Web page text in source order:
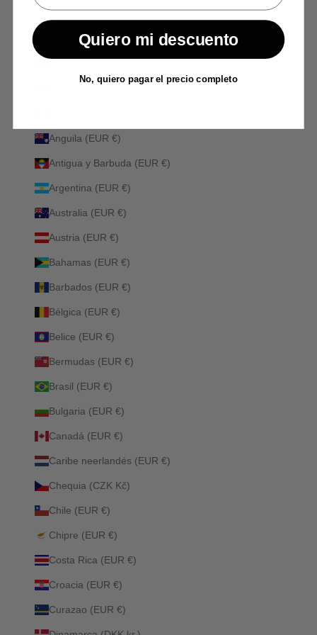
España (EUR €)
País
Anguila (EUR €)
Antigua y Barbuda (EUR €)
Argentina (EUR €)
Australia (EUR €)
Austria (EUR €)
Bahamas (EUR €)
Barbados (EUR €)
Bélgica (EUR €)
Belice (EUR €)
Bermudas (EUR €)
Brasil (EUR €)
Bulgaria (EUR €)
Canadá (EUR €)
Caribe neerlandés (EUR €)
Chequia (CZK Kč)
Chile (EUR €)
Chipre (EUR €)
Costa Rica (EUR €)
Croacia (EUR €)
Curazao (EUR €)
Quiero mi descuento
No, quiero pagar el precio completo